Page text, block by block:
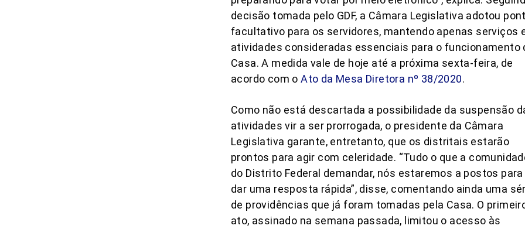
decisão tomada pelo GDF, a Câmara Legislativa adotou
facultativo para os servidores, mantendo apenas serviços
atividades consideradas essenciais para o funcionamento
Casa. A medida vale de hoje até a próxima sexta-feira, de
acordo com oAto da Mesa Diretora nº 38/2020.
Como não está descartada a possibilidade da suspensão
atividades vir a ser prorrogada, o presidente da Câmara
Legislativa garante, entretanto, que os distritais estarão
prontos para agir com celeridade. “Tudo o que a
do Distrito Federal demandar, nós estaremos a postos para
dar uma resposta rápida”, disse, comentando ainda uma
de providências que já foram tomadas pela Casa. O
ato, assinado na semana passada, limitou o acesso às